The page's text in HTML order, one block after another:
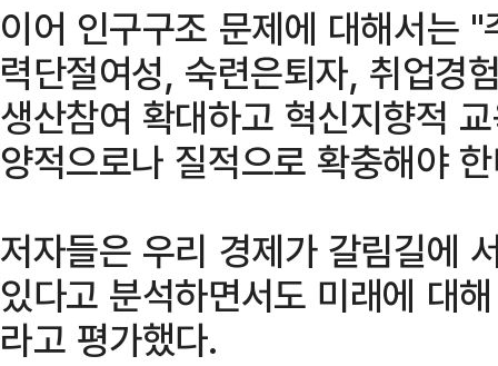
이어 인구구조 문제에 대해서는
력단절여성, 숙련은퇴자, 취업경
생산참여 확대하고 혁신지향적
양적으로나 질적으로 확충해야
저자들은 우리 경제가 갈림길에
있다고 분석하면서도 미래에 대
라고 평가했다.